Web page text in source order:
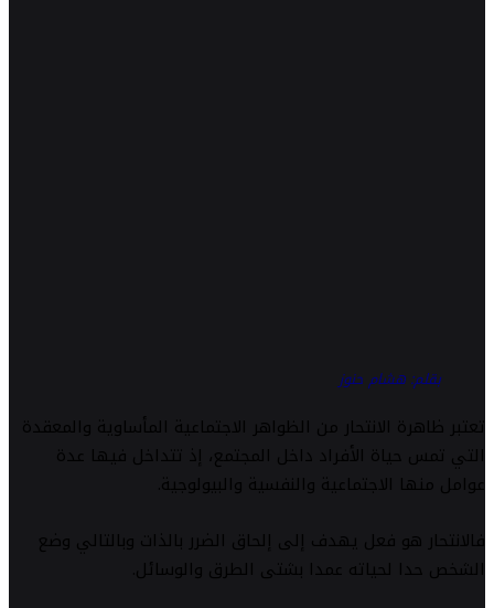
بقلم: هشام حنوز
تعتبر ظاهرة الانتحار من الظواهر الاجتماعية المأساوية والمعقدة
التي تمس حياة الأفراد داخل المجتمع، إذ تتداخل فيها عدة
عوامل منها الاجتماعية والنفسية والبيولوجية.
فالانتحار هو فعل يهدف إلى إلحاق الضرر بالذات وبالتالي وضع
الشخص حدا لحياته عمدا بشتى الطرق والوسائل.